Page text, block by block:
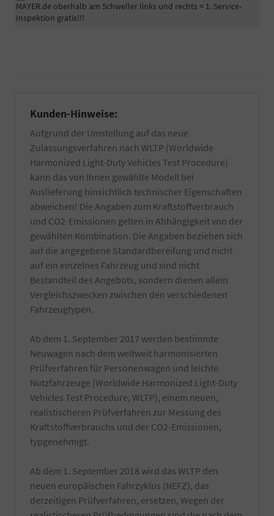
beglaubigte
Fahrzeuges
benötigt.
Informieren
Sie
sich
dazu
am
besten
bei
Ihrer
örtlichen
Zulassungsbehörde.
Die
wird
TÜV-
Angestellten
Gutachter
durchgeführt.
Das
gewaschen
und
falls
von
Wachs-
und
Kleberückstände
entfernt.
Zuzüglich
einer
Innenreinigung
und
Entfernung
von
entfernbaren
produktionsseitigen
Rückständen.
Die
Reinigung
erfolgt
kurz
vor
Fahrzeugabholung
Ein
Satz
Kennzeichenverstärker
montiert
MAYER.de oberhalb am Schweller links und rechts = 1. Service-
Inspektion gratis!!!
Kunden-Hinweise:
Aufgrund der Umstellung auf das neue
Zulassungsverfahren nach WLTP (Worldwide
Harmonized Light-Duty Vehicles Test Procedure)
kann das von Ihnen gewählte Modell bei
Auslieferung hinsichtlich technischer Eigenschaften
abweichen! Die Angaben zum Kraftstoffverbrauch
und CO2-Emissionen gelten in Abhängigkeit von der
gewählten Kombination. Die Angaben beziehen sich
auf die angegebene Standardbereifung und nicht
auf ein einzelnes Fahrzeug und sind nicht
Bestandteil des Angebots, sondern dienen allein
Vergleichszwecken zwischen den verschiedenen
Fahrzeugtypen.
Ab dem 1. September 2017 werden bestimmte
Neuwagen nach dem weltweit harmonisierten
Prüfverfahren für Personenwagen und leichte
Nutzfahrzeuge (Worldwide Harmonized Light-Duty
Vehicles Test Procedure, WLTP), einem neuen,
realistischeren Prüfverfahren zur Messung des
Kraftstoffverbrauchs und der CO2-Emissionen,
typgenehmigt.
Ab dem 1. September 2018 wird das WLTP den
neuen europäischen Fahrzyklus (NEFZ), das
derzeitigen Prüfverfahren, ersetzen, Wegen der